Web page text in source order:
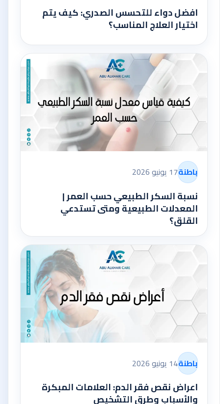
افضل دواء للتحسس الصدري: كيف يتم
اختيار العلاج المناسب؟
باطنة17 يونيو 2026
نسبة السكر الطبيعي حسب العمر |
المعدلات الطبيعية ومتى تستدعي
القلق؟
باطنة14 يونيو 2026
اعراض نقص فقر الدم: العلامات المبكرة
والأسباب وطرق التشخيص